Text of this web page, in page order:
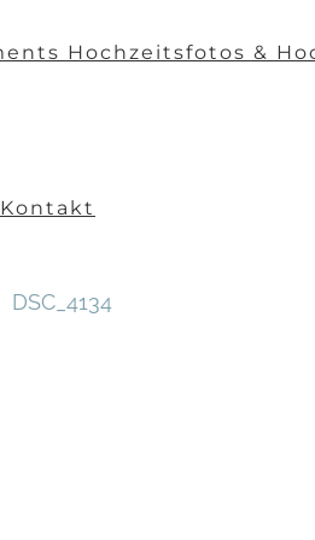
Kontakt
DSC_4134